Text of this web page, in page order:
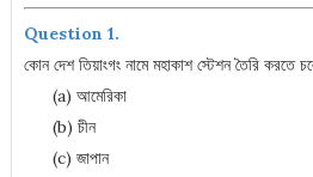
Question 1.
কোন দেশ তিয়াংগং নামে মহাকাশ স্টেশন তৈরি করতে
(a) আমেরিকা
(b) চীন
(c) জাপান